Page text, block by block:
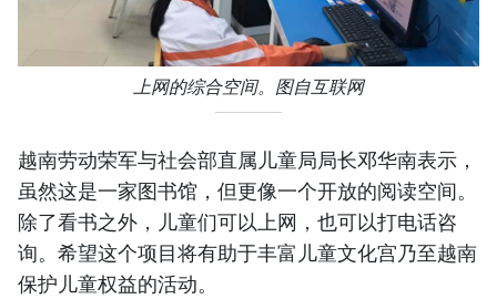
上网的综合空间。图自互联网
越南劳动荣军与社会部直属儿童局局长邓华南表示，
虽然这是一家图书馆，但更像一个开放的阅读空间。
除了看书之外，儿童们可以上网，也可以打电话咨
询。希望这个项目将有助于丰富儿童文化宫乃至越南
保护儿童权益的活动。